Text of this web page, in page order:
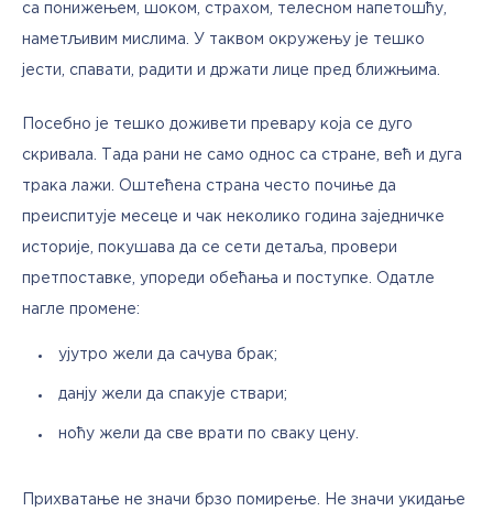
са понижењем, шоком, страхом, телесном напетошћу,
наметљивим мислима. У таквом окружењу је тешко
јести, спавати, радити и држати лице пред ближњима.
Посебно је тешко доживети превару која се дуго
скривала. Тада рани не само однос са стране, већ и дуга
трака лажи. Оштећена страна често почиње да
преиспитује месеце и чак неколико година заједничке
историје, покушава да се сети детаља, провери
претпоставке, упореди обећања и поступке. Одатле
нагле промене:
ујутро жели да сачува брак;
данју жели да спакује ствари;
ноћу жели да све врати по сваку цену.
Прихватање не значи брзо помирење. Не значи укидање